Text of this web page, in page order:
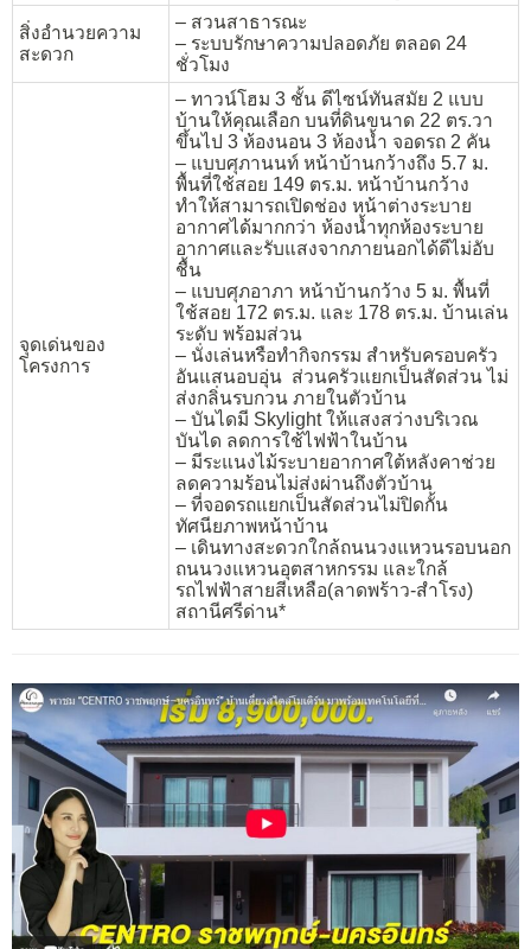
สิ่งอำนวยความ
สะดวก
– สวนสาธารณะ
– ระบบรักษาความปลอดภัย ตลอด 24
ชั่วโมง
จุดเด่นของ
โครงการ
– ทาวน์โฮม 3 ชั้น ดีไซน์ทันสมัย 2 แบบ
บ้านให้คุณเลือก บนที่ดินขนาด 22 ตร.วา
ขึ้นไป 3 ห้องนอน 3 ห้องน้ำ จอดรถ 2 คัน
– แบบศุภานนท์ หน้าบ้านกว้างถึง 5.7 ม.
พื้นที่ใช้สอย 149 ตร.ม. หน้าบ้านกว้าง
ทำให้สามารถเปิดช่อง หน้าต่างระบาย
อากาศได้มากกว่า ห้องน้ำทุกห้องระบาย
อากาศและรับแสงจากภายนอกได้ดีไม่อับ
ชื้น
– แบบศุภอาภา หน้าบ้านกว้าง 5 ม. พื้นที่
ใช้สอย 172 ตร.ม. และ 178 ตร.ม. บ้านเล่น
ระดับ พร้อมส่วน
– นั่งเล่นหรือทำกิจกรรม สำหรับครอบครัว
อันแสนอบอุ่น ส่วนครัวแยกเป็นสัดส่วน ไม่
ส่งกลิ่นรบกวน ภายในตัวบ้าน
– บันไดมี Skylight ให้แสงสว่างบริเวณ
บันได ลดการใช้ไฟฟ้าในบ้าน
– มีระแนงไม้ระบายอากาศใต้หลังคาช่วย
ลดความร้อนไม่ส่งผ่านถึงตัวบ้าน
– ที่จอดรถแยกเป็นสัดส่วนไม่ปิดกั้น
ทัศนียภาพหน้าบ้าน
– เดินทางสะดวกใกล้ถนนวงแหวนรอบนอก
ถนนวงแหวนอุตสาหกรรม และใกล้
รถไฟฟ้าสายสีเหลือ(ลาดพร้าว-สำโรง)
สถานีศรีด่าน*